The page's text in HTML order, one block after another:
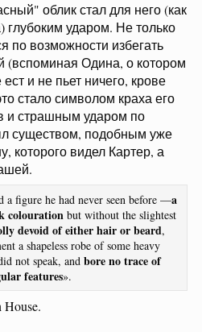
облик стал для него (как
глубоким ударом. Не только
по возможности избегать
(вспоминая Одина, о котором
и не пьет ничего, крове
стало символом краха его
и страшным ударом по
существом, подобным уже
которого видел Картер, а
a figure he had never seen before —a
colouration but without the slightest
devoid of either hair or beard,
a shapeless robe of some heavy
not speak, and bore no trace of
features».
House.